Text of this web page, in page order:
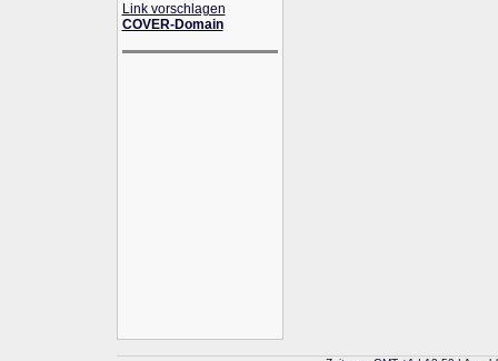
Link vorschlagen
COVER-Domain